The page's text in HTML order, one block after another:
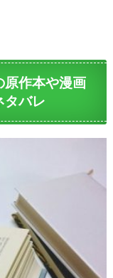
原作本や漫画
タバレ